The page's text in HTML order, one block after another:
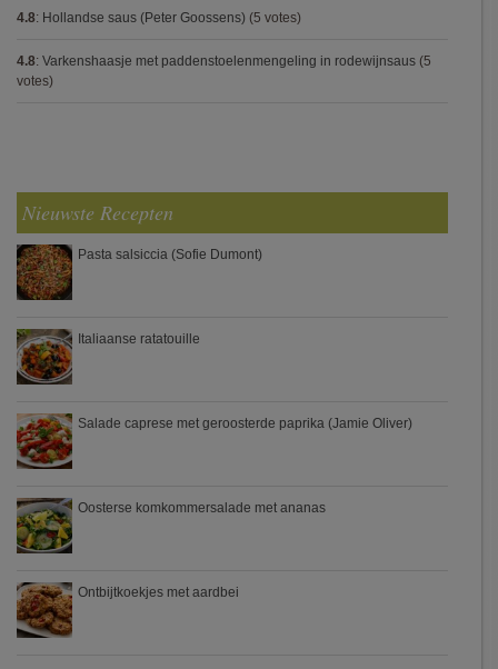
4.8: Hollandse saus (Peter Goossens) (5 votes)
4.8: Varkenshaasje met paddenstoelenmengeling in rodewijnsaus (5
votes)
Nieuwste Recepten
Pasta salsiccia (Sofie Dumont)
Italiaanse ratatouille
Salade caprese met geroosterde paprika (Jamie Oliver)
Oosterse komkommersalade met ananas
Ontbijtkoekjes met aardbei